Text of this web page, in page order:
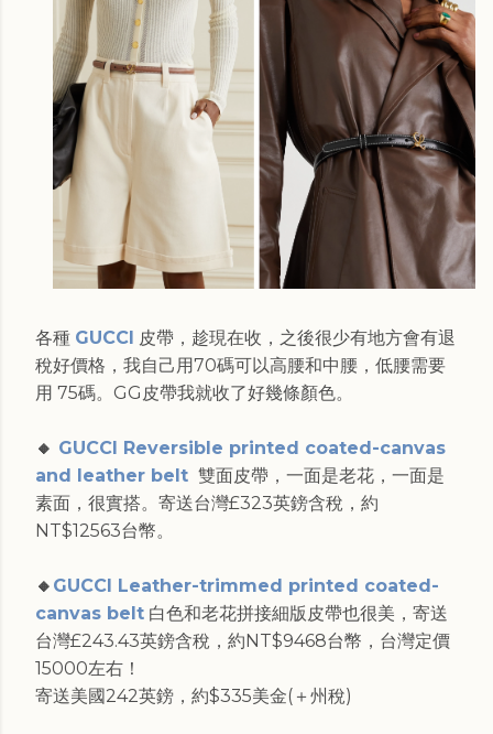
各種 GUCCI 皮帶，趁現在收，之後很少有地方會有退
稅好價格，我自己用70碼可以高腰和中腰，低腰需要
用 75碼。GG皮帶我就收了好幾條顏色。
🔸 GUCCI Reversible printed coated-canvas
and leather belt 雙面皮帶，一面是老花，一面是
素面，很實搭。寄送台灣£323英鎊含稅，約
NT$12563台幣。
🔸 GUCCI Leather-trimmed printed coated-
canvas belt 白色和老花拼接細版皮帶也很美，寄送
台灣£243.43英鎊含稅，約NT$9468台幣，台灣定價
15000左右！
寄送美國242英鎊，約$335美金(＋州稅)